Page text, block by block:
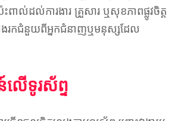
ពាល់ដល់ការងារ គ្រួសារ ឬសុខភាពផ្លូវចិត្ត
ងរកជំនួយពីអ្នកជំនាញឬមនុស្សដែល
ើទូរស័ព្ទ